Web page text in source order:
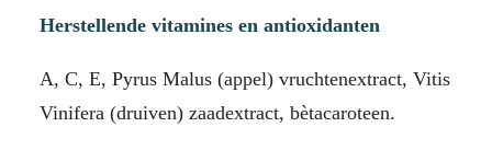
Herstellende vitamines en antioxidanten
A, C, E, Pyrus Malus (appel) vruchtenextract, Vitis
Vinifera (druiven) zaadextract, bètacaroteen.